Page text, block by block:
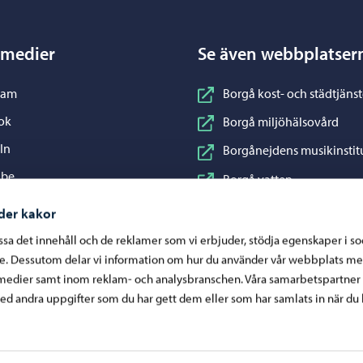
kakor
det innehåll och de reklamer som vi erbjuder, stödja egenskaper i
Dessutom delar vi information om hur du använder vår webbplats
samt inom reklam- och analysbranschen. Våra samarbetspartner
andra uppgifter som du har gett dem eller som har samlats in när du
Se även
Borgå kost- och
Borgå miljöhälsovård
Borgånejdens
Borgå vatten
Konstfabriken
Visit Porvoo
Östra Nylands